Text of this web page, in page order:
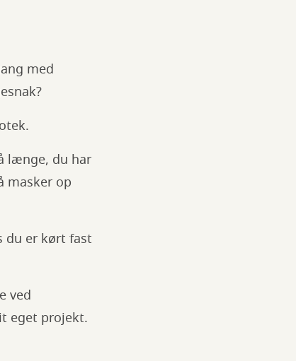
med
længe, du har
masker op
du er kørt fast
ved
eget projekt.